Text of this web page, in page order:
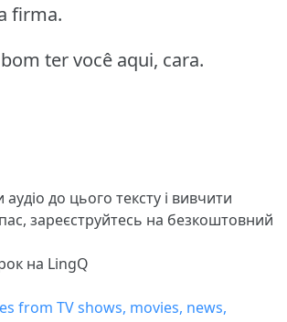
firma.
ter você aqui, cara.
до цього тексту і вивчити
зареєструйтесь на безкоштовний
на LingQ